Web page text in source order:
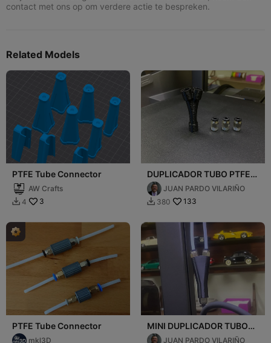
contact met ons op om verdere actie te bespreken.
Related Models
PTFE Tube Connector
AW Crafts
 4 3
DUPLICADOR TUBO PTFE
ENTRADA
JUAN PARDO VILARIÑO
 380 133
PTFE Tube Connector
mkl3D
MINI DUPLICADOR TUBOS
PTFEJUAN PARDO VILARIÑO